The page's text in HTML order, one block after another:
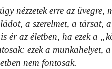
nézzetek erre az
a szerelmet, a társat,
ér az életben, ha ezek a
ezek a
nem fontosak.